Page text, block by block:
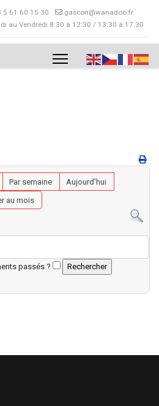
5 61 60 15 30
gascon@wanadoo.fr
au Vendredi 8:30 à 12:30 / 13:30 à 17:30
Par semaine
Aujourd'hui
au mois
passés ?